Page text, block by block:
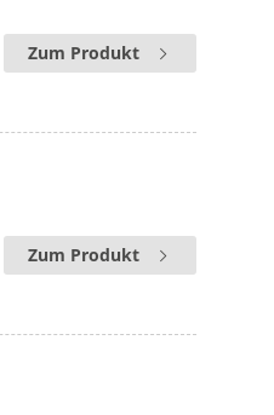
Zum Produkt
Zum Produkt